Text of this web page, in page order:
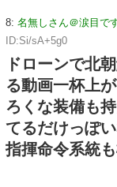
8: 名無しさん＠涙目で
ID:Si/sA+5g0
ドローンで北
る動画一杯上
ろくな装備も
てるだけっぽ
指揮命令系統